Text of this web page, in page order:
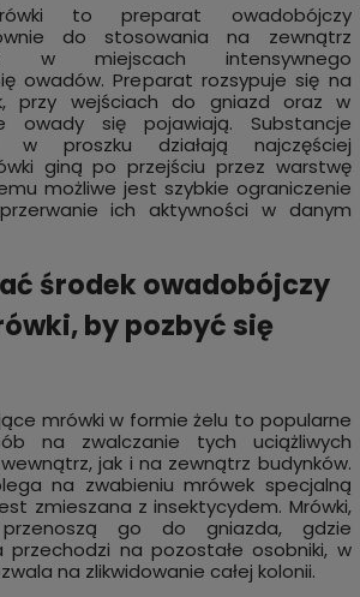
to preparat owadobójczy
do stosowania na zewnątrz
w miejscach intensywnego
owadów. Preparat rozsypuje się na
przy wejściach do gniazd oraz w
owady się pojawiają. Substancje
w proszku działają najczęściej
giną po przejściu przez warstwę
możliwe jest szybkie ograniczenie
ich aktywności w danym
środek owadobójczy
by pozbyć się
mrówki w formie żelu to popularne
na zwalczanie tych uciążliwych
jak i na zewnątrz budynków.
na zwabieniu mrówek specjalną
zmieszana z insektycydem. Mrówki,
przenoszą go do gniazda, gdzie
przechodzi na pozostałe osobniki, w
na zlikwidowanie całej kolonii.